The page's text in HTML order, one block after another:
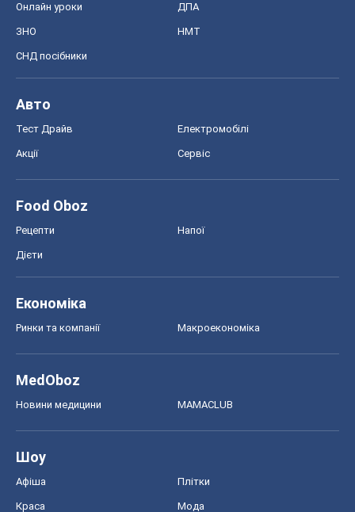
Онлайн уроки ДПА
ЗНО НМТ
СНД посібники
Авто
Тест Драйв Електромобілі
Акції Сервіс
Food Oboz
Рецепти Напої
Дієти
Економіка
Ринки та компанії Макроекономіка
MedOboz
Новини медицини MAMACLUB
Шоу
Афіша Плітки
Краса Мода